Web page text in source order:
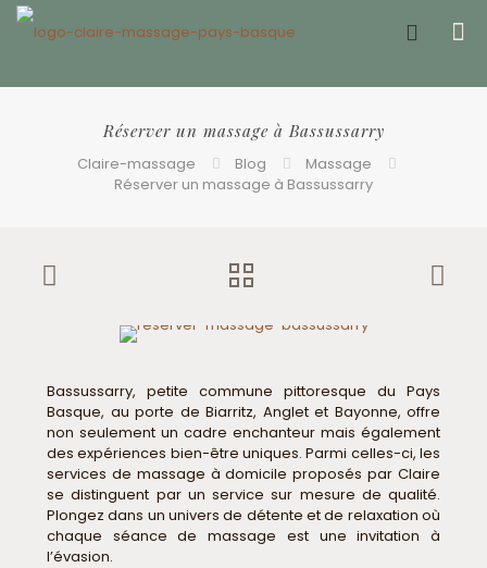
Réserver un massage à Bassussarry
Claire-massage Blog
Massage
Réserver un massage à Bassussarry
Bassussarry, petite commune pittoresque du Pays
Basque, au porte de Biarritz, Anglet et Bayonne, offre
non seulement un cadre enchanteur mais également
des expériences bien-être uniques. Parmi celles-ci, les
services de massage à domicile proposés par Claire
se distinguent par un service sur mesure de qualité.
Plongez dans un univers de détente et de relaxation où
chaque séance de massage est une invitation à
l’évasion.
Offrir un bon cadeau ❤️